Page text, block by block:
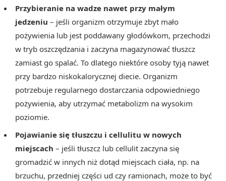
Przybieranie na wadze nawet przy małym
jedzeniu – jeśli organizm otrzymuje zbyt mało
pożywienia lub jest poddawany głodówkom, przechodzi
w tryb oszczędzania i zaczyna magazynować tłuszcz
zamiast go spalać. To dlatego niektóre osoby tyją nawet
przy bardzo niskokalorycznej diecie. Organizm
potrzebuje regularnego dostarczania odpowiedniego
pożywienia, aby utrzymać metabolizm na wysokim
poziomie.
Pojawianie się tłuszczu i cellulitu w nowych
miejscach – jeśli tłuszcz lub cellulit zaczyna się
gromadzić w innych niż dotąd miejscach ciała, np. na
brzuchu, przedniej części ud czy ramionach, może to być